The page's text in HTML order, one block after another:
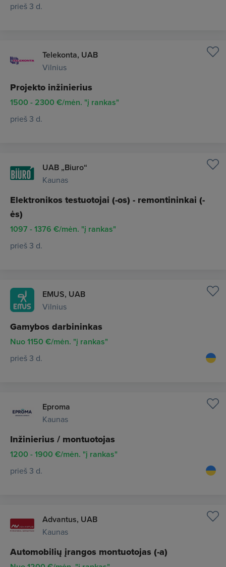
prieš 3 d.
Telekonta, UAB
Vilnius
Projekto inžinierius
1500 - 2300 €/mėn. "į rankas"
prieš 3 d.
UAB „Biuro“
Kaunas
Elektronikos testuotojai (-os) - remontininkai (-
ės)
1097 - 1376 €/mėn. "į rankas"
prieš 3 d.
EMUS, UAB
Vilnius
Gamybos darbininkas
Nuo 1150 €/mėn. "į rankas"
prieš 3 d.
Eproma
Kaunas
Inžinierius / montuotojas
1200 - 1900 €/mėn. "į rankas"
prieš 3 d.
Advantus, UAB
Kaunas
Automobilių įrangos montuotojas (-a)